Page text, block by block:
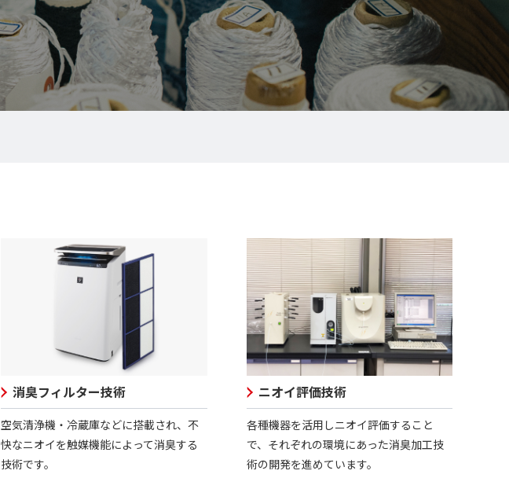
消臭フィルター技術
空気清浄機・冷蔵庫などに搭載され、不
快なニオイを触媒機能によって消臭する
技術です。
ニオイ評価技術
各種機器を活用しニオイ評価すること
で、それぞれの環境にあった消臭加工技
術の開発を進めています。